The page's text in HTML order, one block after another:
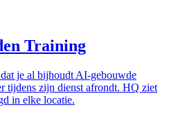
Training
je al bijhoudt AI-gebouwde
tijdens zijn dienst afrondt. HQ ziet
in elke locatie.